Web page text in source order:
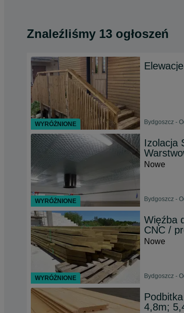
Znaleźliśmy 13 ogłoszeń
Bydgoszcz -
Izolacja
Nowe
Bydgoszcz -
Więźba
CNC /
Nowe
Bydgoszcz -
4,8m;
WYRÓŻNIONE
WYRÓŻNIONE
WYRÓŻNIONE